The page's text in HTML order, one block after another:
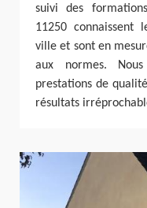
suivi des
11250 connaissent
ville et sont en
aux normes.
prestations de
résultats